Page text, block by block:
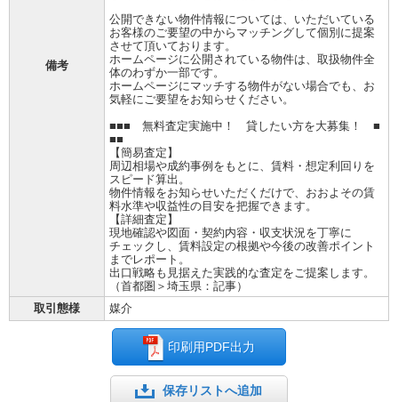
備考
公開できない物件情報については、いただいている
お客様のご要望の中からマッチングして個別に提案
させて頂いております。
ホームページに公開されている物件は、取扱物件全
体のわずか一部です。
ホームページにマッチする物件がない場合でも、お
気軽にご要望をお知らせください。
■■■ 無料査定実施中！ 貸したい方を大募集！ ■
■■
【簡易査定】
周辺相場や成約事例をもとに、賃料・想定利回りを
スピード算出。
物件情報をお知らせいただくだけで、おおよその賃
料水準や収益性の目安を把握できます。
【詳細査定】
現地確認や図面・契約内容・収支状況を丁寧に
チェックし、賃料設定の根拠や今後の改善ポイント
までレポート。
出口戦略も見据えた実践的な査定をご提案します。
（首都圏＞埼玉県：記事）
取引態様
媒介
印刷用PDF出力
保存リストへ追加